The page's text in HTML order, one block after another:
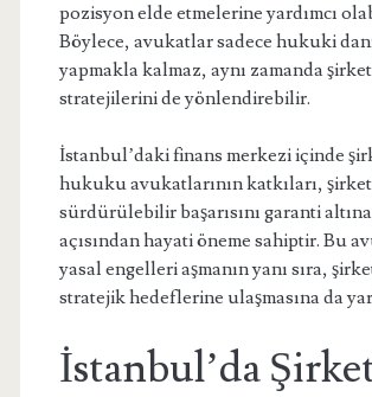
pozisyon elde etmelerine yardımcı
Böylece, avukatlar sadece hukuki
yapmakla kalmaz, aynı zamanda
stratejilerini de yönlendirebilir.
İstanbul’daki finans merkezi içinde
hukuku avukatlarının katkıları,
sürdürülebilir başarısını garanti
açısından hayati öneme sahiptir. Bu
yasal engelleri aşmanın yanı sıra,
stratejik hedeflerine ulaşmasına da
İstanbul’da